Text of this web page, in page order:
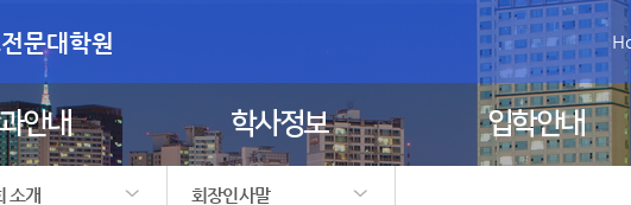
문대학원
안내 학사정보 입학안내
소개 회장인사말